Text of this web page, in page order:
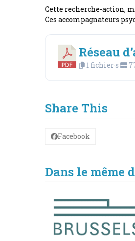
Cette recherche-action,
Ces accompagnateurs
Réseau
1 fichier·s
Share This
Facebook
Dans le même